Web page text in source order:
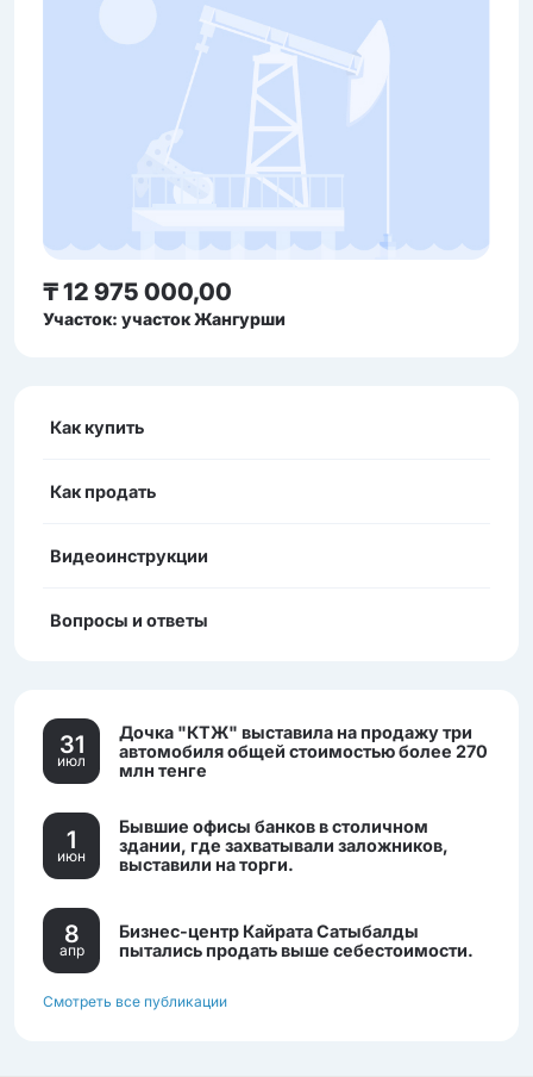
₸ 12 975 000,00
Участок: участок Жангурши
Как купить
Как продать
Видеоинструкции
Вопросы и ответы
31
июл
Дочка "КТЖ" выставила на продажу три
автомобиля общей стоимостью более 270
млн тенге
1
июн
Бывшие офисы банков в столичном
здании, где захватывали заложников,
выставили на торги.
8
апр
Бизнес-центр Кайрата Сатыбалды
пытались продать выше себестоимости.
Смотреть все публикации